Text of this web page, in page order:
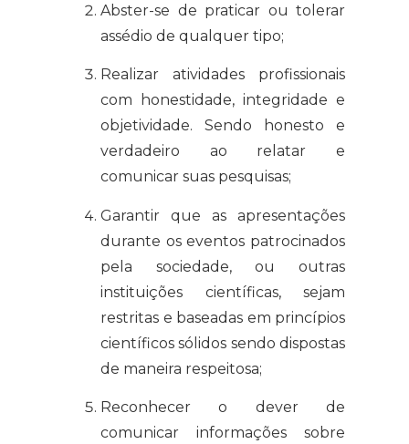
Abster-se de praticar ou tolerar
assédio de qualquer tipo;
Realizar atividades profissionais
com honestidade, integridade e
objetividade. Sendo honesto e
verdadeiro ao relatar e
comunicar suas pesquisas;
Garantir que as apresentações
durante os eventos patrocinados
pela sociedade, ou outras
instituições científicas, sejam
restritas e baseadas em princípios
científicos sólidos sendo dispostas
de maneira respeitosa;
Reconhecer o dever de
comunicar informações sobre